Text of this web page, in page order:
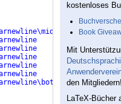
kostenloses
Book
Mit
den Mitgliedern!
LaTeX-Bücher